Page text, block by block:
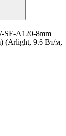
SE-A120-8mm
(Arlight, 9.6 Вт/м,